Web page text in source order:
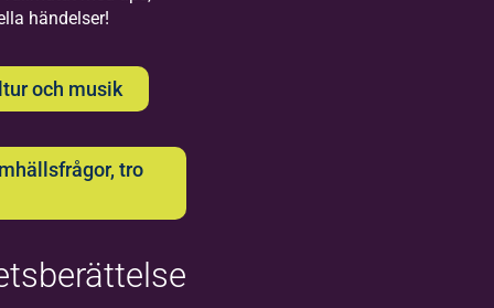
oss på Bilda i
Visby
händelser!
och musik
tro